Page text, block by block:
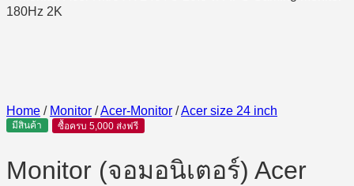
Home / Monitor /Acer-Monitor /Acer size 24 inch
มีสินค้า ซื้อครบ 5,000 ส่งฟรี
Monitor (จอมอนิเตอร์) Acer